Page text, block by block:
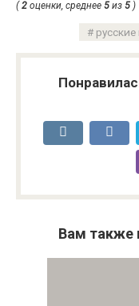
( 2 оценки, среднее 5 из 5 )
Вам также